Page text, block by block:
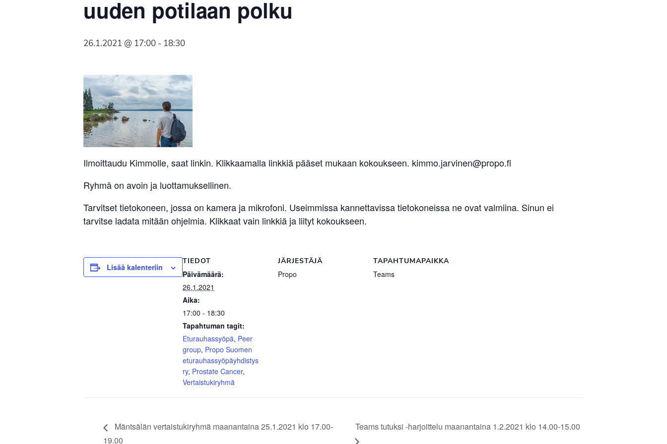
uuden potilaan polku
26.1.2021 @ 17:00 - 18:30
Ilmoittaudu Kimmolle, saat linkin. Klikkaamalla linkkiä pääset mukaan kokoukseen. kimmo.jarvinen@propo.fi
Ryhmä on avoin ja luottamuksellinen.
Tarvitset tietokoneen, jossa on kamera ja mikrofoni. Useimmissa kannettavissa tietokoneissa ne ovat valmiina. Sinun ei
tarvitse ladata mitään ohjelmia. Klikkaat vain linkkiä ja liityt kokoukseen.
Lisää kalenteriin
TIEDOT
Päivämäärä:
26.1.2021
Aika:
17:00 - 18:30
Tapahtuman tagit:
Eturauhassyöpä, Peer
group, Propo Suomen
eturauhassyöpäyhdistys
ry, Prostate Cancer,
Vertaistukiryhmä
JÄRJESTÄJÄ
Propo
TAPAHTUMAPAIKKA
Teams
Mäntsälän vertaistukiryhmä maanantaina 25.1.2021 klo 17.00-
19.00
Teams tutuksi -harjoittelu maanantaina 1.2.2021 klo 14.00-15.00